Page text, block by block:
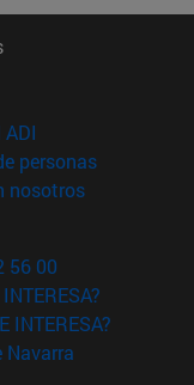
en nueva ventana)
personas(abre en
nosotros(abre en
56 00
INTERESA?